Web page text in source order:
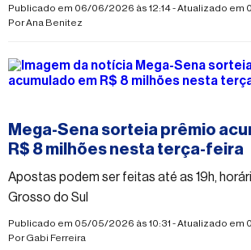
Publicado em 06/06/2026 às 12:14 - Atualizado em
PorAna Benitez
Mega-Sena sorteia prêmio
R$ 8 milhões nesta terça-feira
Apostas podem ser feitas até as 19h,
Grosso do Sul
Publicado em 05/05/2026 às 10:31 - Atualizado em
PorGabi Ferreira